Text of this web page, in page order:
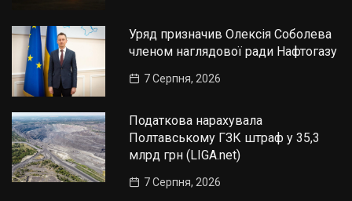
Уряд призначив Олексія Соболева
членом наглядової ради Нафтогазу
7 Серпня, 2026
Податкова нарахувала
Полтавському ГЗК штраф у 35,3
млрд грн (LIGA.net)
7 Серпня, 2026